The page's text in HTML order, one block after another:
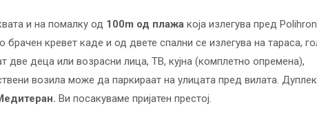
и на помалку од 100m од плажа која излегува пред
кревет каде и од двете спални се излегува на тараса,
деца или возрасни лица, ТВ, кујна (комплетно опремена),
возила може да паркираат на улицата пред вилата.
Ви посакуваме пријатен престој.